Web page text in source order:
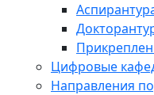
Цифровые
Направления